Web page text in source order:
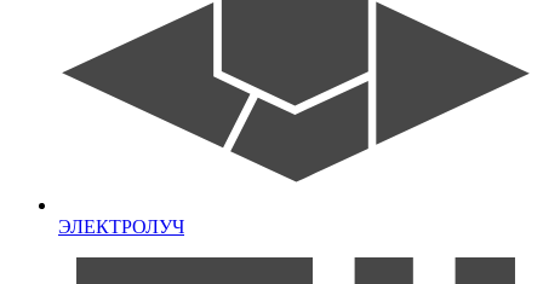
ЭЛЕКТРОЛУЧ